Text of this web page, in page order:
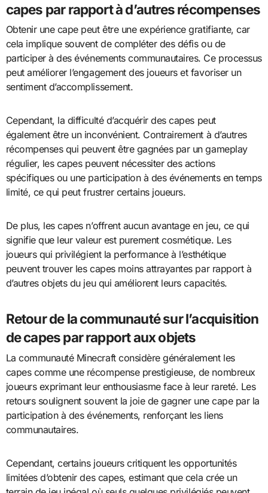
capes par rapport à d’autres récompenses
Obtenir une cape peut être une expérience gratifiante, car
cela implique souvent de compléter des défis ou de
participer à des événements communautaires. Ce processus
peut améliorer l’engagement des joueurs et favoriser un
sentiment d’accomplissement.
Cependant, la difficulté d’acquérir des capes peut
également être un inconvénient. Contrairement à d’autres
récompenses qui peuvent être gagnées par un gameplay
régulier, les capes peuvent nécessiter des actions
spécifiques ou une participation à des événements en temps
limité, ce qui peut frustrer certains joueurs.
De plus, les capes n’offrent aucun avantage en jeu, ce qui
signifie que leur valeur est purement cosmétique. Les
joueurs qui privilégient la performance à l’esthétique
peuvent trouver les capes moins attrayantes par rapport à
d’autres objets du jeu qui améliorent leurs capacités.
Retour de la communauté sur l’acquisition
de capes par rapport aux objets
La communauté Minecraft considère généralement les
capes comme une récompense prestigieuse, de nombreux
joueurs exprimant leur enthousiasme face à leur rareté. Les
retours soulignent souvent la joie de gagner une cape par la
participation à des événements, renforçant les liens
communautaires.
Cependant, certains joueurs critiquent les opportunités
limitées d’obtenir des capes, estimant que cela crée un